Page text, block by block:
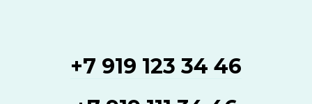
+7 919 123 34 46